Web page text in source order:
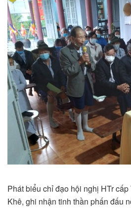
Phát biểu chỉ đạo hội nghị HTr
Khê, ghi nhận tinh thần phấn đấu